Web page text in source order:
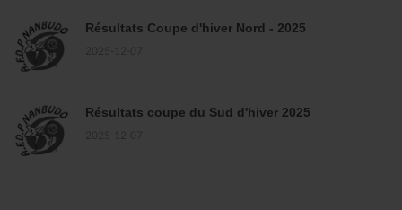
Résultats Coupe d'hiver Nord - 2025
Résultats coupe du Sud d'hiver 2025